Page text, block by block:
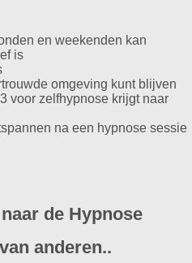
en weekenden kan
is
omgeving kunt blijven
voor zelfhypnose krijgt naar
na een hypnose sessie
de Hypnose
anderen..